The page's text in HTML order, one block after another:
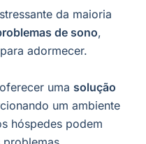
da maioria
de sono,
adormecer.
uma solução
um ambiente
hóspedes podem